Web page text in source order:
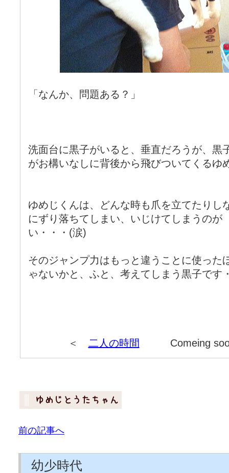
「なんか、問題ある？」
洗面台に黒子がいると、垂直だろうが、黒
がお構いなしに背後から飛びついてくるゆ
ゆめじくんは、どんな時も爪を立てたりし
にずり落ちてしまい、いじけてしまうの
い・・・(涙)
そのジャンプ力はもっと違うことに使った
ゃないかと、ふと、考えてしまう黒子です
＜ 二人の時間 Comeing
前の記事へ
幼少時代